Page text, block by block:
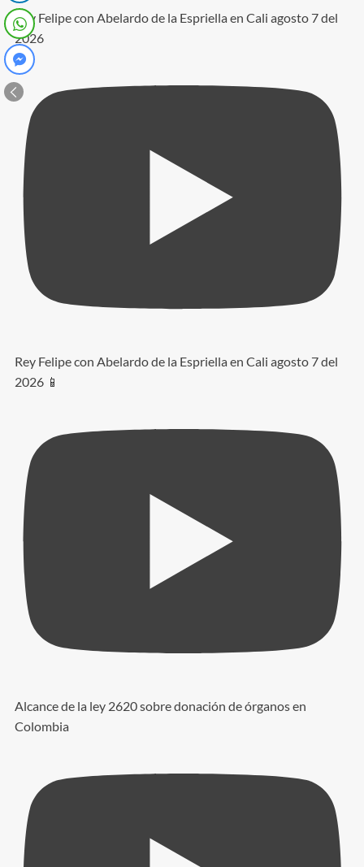
Rey Felipe con Abelardo de la Espriella en Cali agosto 7 del
2026
Rey Felipe con Abelardo de la Espriella en Cali agosto 7 del
2026 📱
Alcance de la ley 2620 sobre donación de órganos en
Colombia